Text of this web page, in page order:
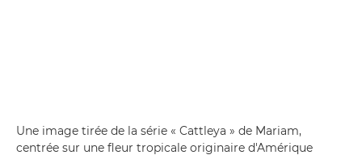
Une image tirée de la série « Cattleya » de Mariam,
centrée sur une fleur tropicale originaire d'Amérique